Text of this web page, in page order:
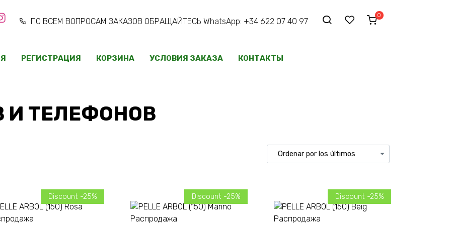
ПО ВСЕМ ВОПРОСАМ ЗАКАЗОВ ОБРАЩАЙТЕСЬ WhatsApp: +34 622 07 40 97
0
РЕГИСТРАЦИЯ КОРЗИНА УСЛОВИЯ ЗАКАЗА КОНТАКТЫ
И ТЕЛЕФОНОВ
Discount -25% Discount -25% Discount -25%